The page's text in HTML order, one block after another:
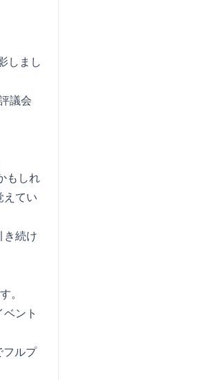
しまし
議会
もしれ
えてい
き続け
。
ント
フルプ